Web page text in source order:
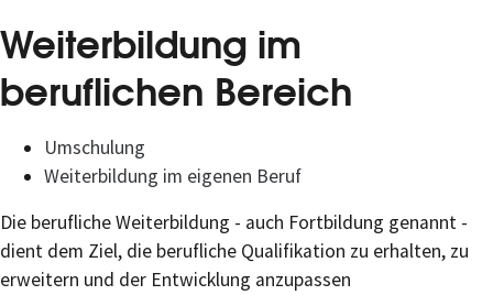
Weiterbildung im
beruflichen Bereich
Umschulung
Weiterbildung im eigenen Beruf
Die berufliche Weiterbildung - auch Fortbildung genannt -
dient dem Ziel, die berufliche Qualifikation zu erhalten, zu
erweitern und der Entwicklung anzupassen